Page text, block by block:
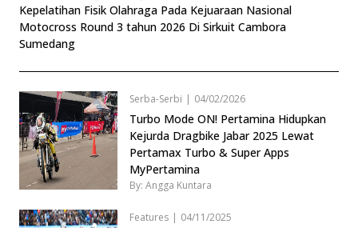
Kepelatihan Fisik Olahraga Pada Kejuaraan Nasional
Motocross Round 3 tahun 2026 Di Sirkuit Cambora
Sumedang
Serba-Serbi | 04/02/2026
Turbo Mode ON! Pertamina Hidupkan
Kejurda Dragbike Jabar 2025 Lewat
Pertamax Turbo & Super Apps
MyPertamina
By: Angga Kuntara
Features | 04/11/2025